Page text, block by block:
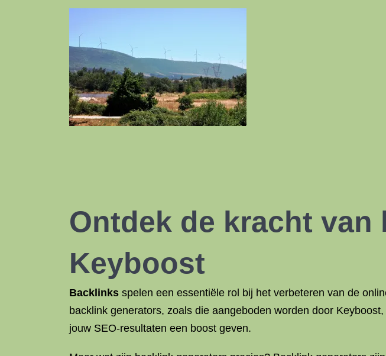
Ontdek de kracht van
Keyboost
Backlinks spelen een essentiële rol bij het verbeteren van de
backlink generators, zoals die aangeboden worden door
jouw SEO-resultaten een boost geven.